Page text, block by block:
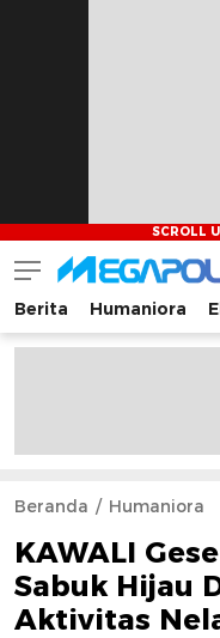
Megapolitan.co
Menyajikan
Berita Humaniora
Beranda Humaniora
KAWALI
Sabuk Hijau
Aktivitas